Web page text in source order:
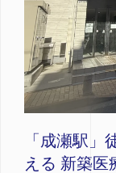
「成瀬駅」
える 新築医